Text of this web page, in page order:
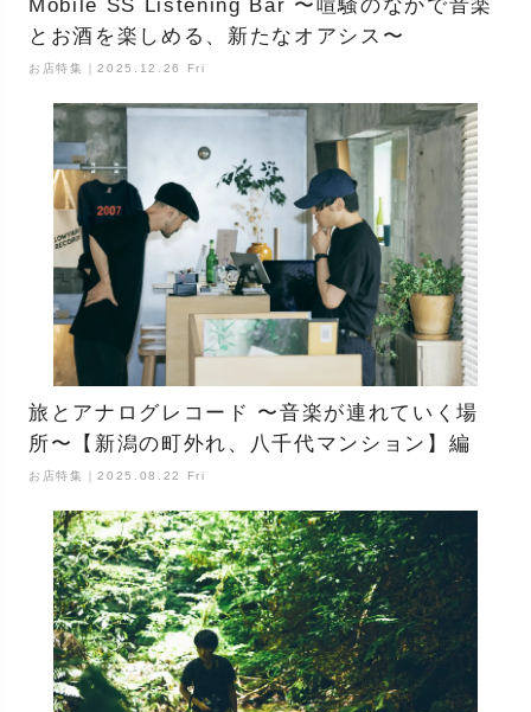
Mobile SS Listening Bar 〜喧騒のなかで音楽
とお酒を楽しめる、新たなオアシス〜
お店特集｜2025.12.26 Fri
旅とアナログレコード 〜音楽が連れていく場
所〜【新潟の町外れ、八千代マンション】編
お店特集｜2025.08.22 Fri